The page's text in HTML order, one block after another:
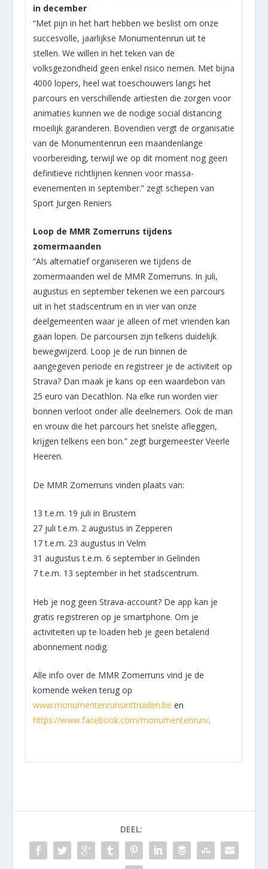
in december
“Met pijn in het hart hebben we beslist om onze
succesvolle, jaarlijkse Monumentenrun uit te
stellen. We willen in het teken van de
volksgezondheid geen enkel risico nemen. Met bijna
4000 lopers, heel wat toeschouwers langs het
parcours en verschillende artiesten die zorgen voor
animaties kunnen we de nodige social distancing
moeilijk garanderen. Bovendien vergt de organisatie
van de Monumentenrun een maandenlange
voorbereiding, terwijl we op dit moment nog geen
definitieve richtlijnen kennen voor massa-
evenementen in september.” zegt schepen van
Sport Jurgen Reniers
Loop de MMR Zomerruns tijdens
zomermaanden
“Als alternatief organiseren we tijdens de
zomermaanden wel de MMR Zomerruns. In juli,
augustus en september tekenen we een parcours
uit in het stadscentrum en in vier van onze
deelgemeenten waar je alleen of met vrienden kan
gaan lopen. De parcoursen zijn telkens duidelijk
bewegwijzerd. Loop je de run binnen de
aangegeven periode en registreer je de activiteit op
Strava? Dan maak je kans op een waardebon van
25 euro van Decathlon. Na elke run worden vier
bonnen verloot onder alle deelnemers. Ook de man
en vrouw die het parcours het snelste afleggen,
krijgen telkens een bon.” zegt burgemeester Veerle
Heeren.
De MMR Zomerruns vinden plaats van:
13 t.e.m. 19 juli in Brustem
27 juli t.e.m. 2 augustus in Zepperen
17 t.e.m. 23 augustus in Velm
31 augustus t.e.m. 6 september in Gelinden
7 t.e.m. 13 september in het stadscentrum.
Heb je nog geen Strava-account? De app kan je
gratis registreren op je smartphone. Om je
activiteiten up te loaden heb je geen betalend
abonnement nodig.
Alle info over de MMR Zomerruns vind je de
komende weken terug op
www.monumentenrunsinttruiden.be en
https://www.facebook.com/monumentenrun/.
DEEL: